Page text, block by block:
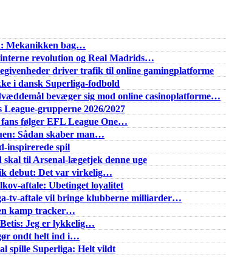
Mekanikken bag…
revolution og Real Madrids…
driver trafik til online gamingplatforme
i dansk Superliga-fodbold
bevæger sig mod online casinoplatforme…
League-grupperne 2026/2027
følger EFL League One…
Sådan skaber man…
inspirerede spil
til Arsenal-lægetjek denne uge
debut: Det var virkelig…
aftale: Ubetinget loyalitet
tv-aftale vil bringe klubberne milliarder…
kamp tracker…
Jeg er lykkelig…
ondt helt ind i…
spille Superliga: Helt vildt